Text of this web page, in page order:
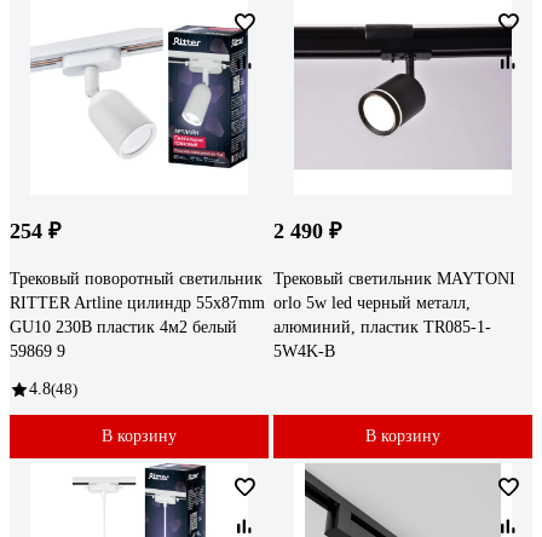
254 ₽
Трековый поворотный светильник
RITTER Artline цилиндр 55x87mm
GU10 230В пластик 4м2 белый
59869 9
4.8(48)
В корзину
2 490 ₽
Трековый светильник MAYTONI
orlo 5w led черный металл,
алюминий, пластик TR085-1-
5W4K-B
В корзину